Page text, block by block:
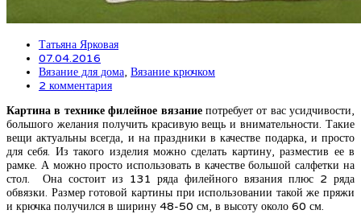
Татьяна Ярковая
07.04.2016
Вязание для дома, Вязание крючком
2 комментария
Картина в технике филейное вязаниепотребует от вас усидчивости,
большого желания получить красивую вещь и внимательности. Такие
вещи актуальны всегда, и на праздники в качестве подарка, и просто
для себя. Из такого изделия можно сделать картину, разместив ее в
рамке. А можно просто использовать в качестве большой салфетки на
стол. Она состоит из 131 ряда филейного вязания плюс 2 ряда
обвязки. Размер готовой картины при использовании такой же пряжи
и крючка получился в ширину 48-50 см, в высоту около 60 см.